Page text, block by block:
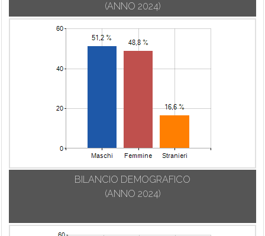
(ANNO 2024)
BILANCIO DEMOGRAFICO
(ANNO 2024)